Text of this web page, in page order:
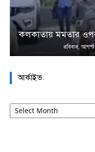
কলকাতায় মমতার ওপর
রবিবার,
আর্কাইভ
আর্কাইভ